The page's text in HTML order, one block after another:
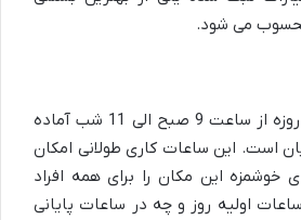
می شود.
بستنی زند شیراز همه روزه از ساعت 9 صبح الی 11 شب آماده
است. این ساعات کاری طولانی امکان
این مکان را برای همه افراد
اولیه روز و چه در ساعات پایانی